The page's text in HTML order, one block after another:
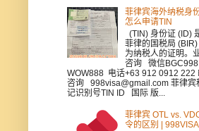
菲律宾海外纳税身
怎么申请TIN
(TIN) 身份证 (ID)
菲律的国税局
为纳税人的证明。
咨询 微信
WOW888 电话+63 912 0912 222
咨询 998visa@gmail.com 菲律宾
记识别号TIN ID 国际 版...
菲律宾 OTL vs.
令的区别 | 998VISA